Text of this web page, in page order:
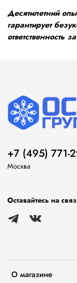
Десятилетний
гарантирует
ответственность
О магазине
+7 (495) 771-
Москва
Оставайтесь на